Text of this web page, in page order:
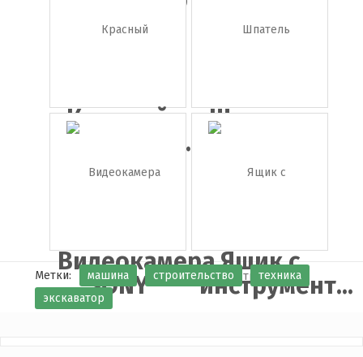
Красный
спортивны...
Шпатель
Видеокамера
SONY
Ящик с
инструмент...
Метки: машина строительство
техника
экскаватор